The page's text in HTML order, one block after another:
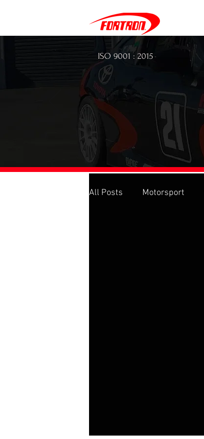
ISO 9001 : 2015
All Posts Motorsport